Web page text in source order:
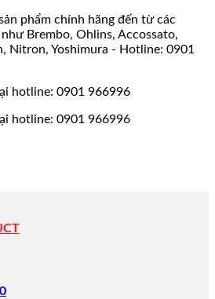
phẩm chính hãng đến từ các
Brembo, Ohlins, Accossato,
Nitron, Yoshimura - Hotline: 0901
hotline: 0901 966996
hotline: 0901 966996